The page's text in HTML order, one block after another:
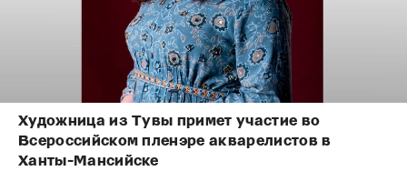
Художница из Тувы примет участие во
Всероссийском пленэре акварелистов в
Ханты-Мансийске